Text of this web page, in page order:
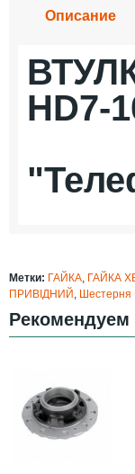
Описание
HD7-
Метки: ГАЙКА, ГАЙКА
ПРИВІДНИЙ , Шестерня
Рекомендуем